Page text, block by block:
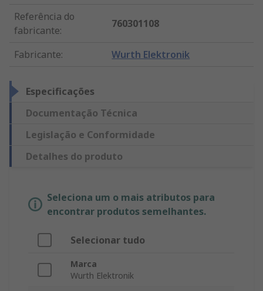
Referência do
fabricante:
760301108
Fabricante: Wurth Elektronik
Especificações
Documentação Técnica
Legislação e Conformidade
Detalhes do produto
Seleciona um o mais atributos para
encontrar produtos semelhantes.
Selecionar tudo
Marca
Wurth Elektronik